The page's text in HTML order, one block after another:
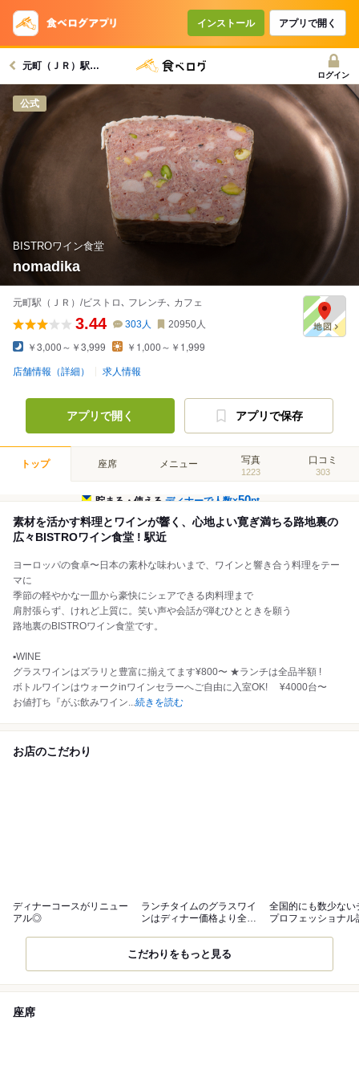
インストール アプリで開く
元町（ＪＲ）駅グルメへ
ログイン
公式
BISTROワイン食堂
nomadika
元町駅（ＪＲ）/ビストロ､ フレンチ､ カフェ
3.44 303人 20950人
￥3,000～￥3,999 ￥1,000～￥1,999
店舗情報（詳細） 求人情報
アプリで開く アプリで保存
トップ 座席 メニュー 写真
1223
口コミ
303
貯まる・使えるディナーで人数×50pt
素材を活かす料理とワインが響く、心地よい寛ぎ満ちる路地裏の
広々BISTROワイン食堂 ! 駅近
ヨーロッパの食卓〜日本の素朴な味わいまで、ワインと響き合う料理をテー
マに
季節の軽やかな一皿から豪快にシェアできる肉料理まで
肩肘張らず、けれど上質に。笑い声や会話が弾むひとときを願う
路地裏のBISTROワイン食堂です。
▪️WINE
グラスワインはズラリと豊富に揃えてます¥800〜 ★ランチは全品半額 !
ボトルワインはウォークinワインセラーへご自由に入室OK! ¥4000台〜
お値打ち『がぶ飲みワイン...続きを読む
お店のこだわり
ディナーコースがリニュー
アル◎
ランチタイムのグラスワイ
ンはディナー価格より全て
全国的にも数少ない
プロフェッショナル
こだわりをもっと見る
座席